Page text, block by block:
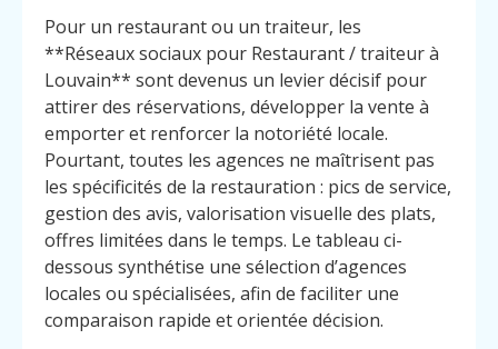
Pour un restaurant ou un traiteur, les
**Réseaux sociaux pour Restaurant / traiteur à
Louvain** sont devenus un levier décisif pour
attirer des réservations, développer la vente à
emporter et renforcer la notoriété locale.
Pourtant, toutes les agences ne maîtrisent pas
les spécificités de la restauration : pics de service,
gestion des avis, valorisation visuelle des plats,
offres limitées dans le temps. Le tableau ci-
dessous synthétise une sélection d’agences
locales ou spécialisées, afin de faciliter une
comparaison rapide et orientée décision.